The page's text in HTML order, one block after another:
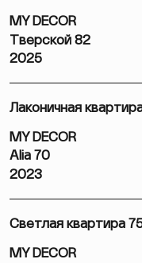
MY DECOR
Тверской 82
2025
Лаконичная
MY DECOR
Alia 70
2023
Светлая квартира
MY DECOR